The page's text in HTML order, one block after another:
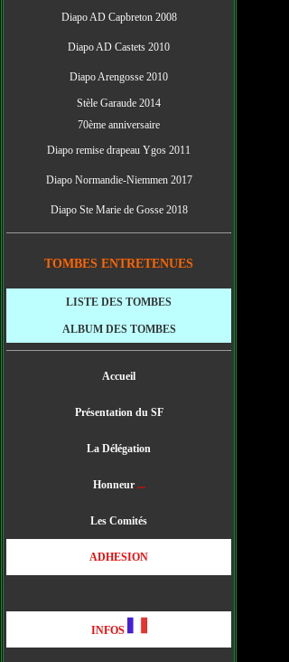
Diapo AD Capbreton 2008
Diapo AD Castets 2010
Diapo Arengosse 2010
Stèle Garaude 2014
70ème anniversaire
Diapo remise drapeau Ygos 2011
Diapo Normandie-Niemmen 2017
Diapo Ste Marie de Gosse 2018
TOMBES ENTRETENUES
LISTE DES TOMBES
ALBUM DES TOMBES
Accueil
Présentation du SF
La Délégation
Honneur ...
Les Comités
ADHESION
INFOS